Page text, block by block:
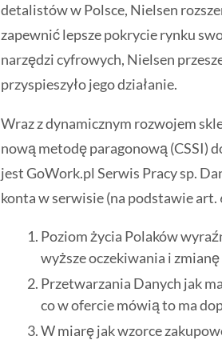
detalistów w Polsce, Nielsen
zapewnić lepsze pokrycie rynku
narzędzi cyfrowych, Nielsen
przyspieszyło jego działanie.
Wraz z dynamicznym rozwojem
nową metodę paragonową (CSSI)
jest GoWork.pl Serwis Pracy sp.
konta w serwisie (na podstawie
Poziom życia Polaków
wyższe oczekiwania i
Przetwarzania Danych jak
co w ofercie mówią to ma
W miarę jak wzorce